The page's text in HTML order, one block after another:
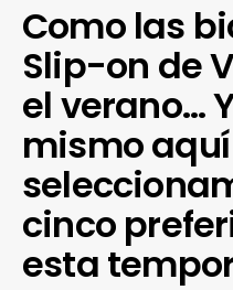
Como las
Slip-on de
el verano…
mismo aquí
cinco
esta